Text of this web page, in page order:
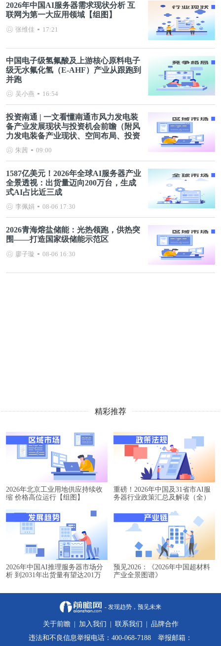
2026年中国AI服务器需求现状分析 互
联网为第一大应用领域【组图】
张维佳 17:21
中国电子级氢氟酸及上游核心原料电子
级无水氟化氢（E-AHF）产业从跟跑到
并跑
吴小燕 16:54
投资南通 | 一文看懂南通市风力发电装
备产业发展现状与投资机会前瞻（附风
力发电装备产业现状、空间布局、投资
机会分析等）
朱茜 09:00
1587亿美元！2026年全球AI服务器产业
全景透视：出货量迈向200万台，生成
式AI占比近三成
李佩娟 08-06 17:30
2026青海熔盐储能：光热领跑，供热突
围——打造国家级储能示范区
廖子璇 08-06 16:30
精彩推荐
2026年北京工业用地供应持续收
缩 价格高位运行【组图】
重磅！2026年中国及31省市AI服
务器行业政策汇总及解读（全）
2026年中国AI推理服务器市场分
析 到2031年出货量有望达201万
预见2026：《2026年中国超材料
产业全景图谱》
- 发现趋势，预见未来
关于前瞻 加入我们 联系我们
品牌合作
违法和不良信息举报电话：400-068-7188 举报邮箱：